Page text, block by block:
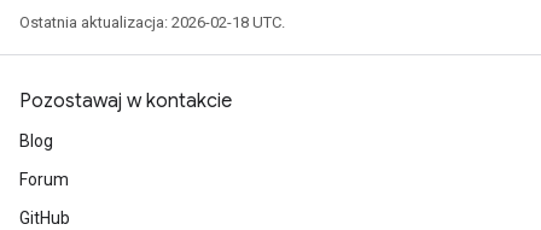
Ostatnia aktualizacja: 2026-02-18 UTC.
Pozostawaj w kontakcie
Blog
Forum
GitHub